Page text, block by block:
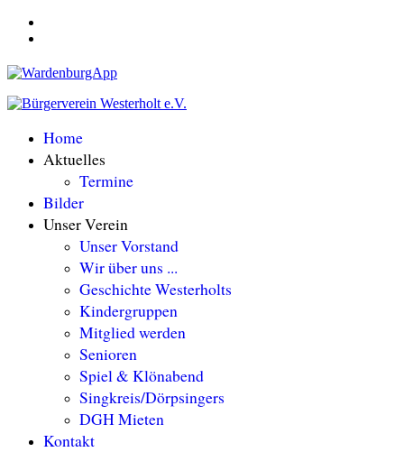
Home
Aktuelles
Termine
Bilder
Unser Verein
Unser Vorstand
Wir über uns ...
Geschichte Westerholts
Kindergruppen
Mitglied werden
Senioren
Spiel & Klönabend
Singkreis/Dörpsingers
DGH Mieten
Kontakt